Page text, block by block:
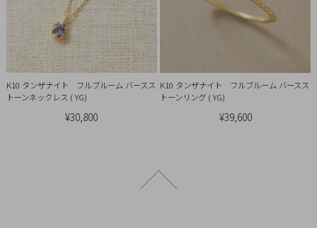
K10 タンザナイト フルブルーム バースス
トーンネックレス ( YG)
¥30,800
K10 タンザナイト フルブルーム バースス
トーンリング ( YG)
¥39,600
ページトップへ戻る
く
表
示